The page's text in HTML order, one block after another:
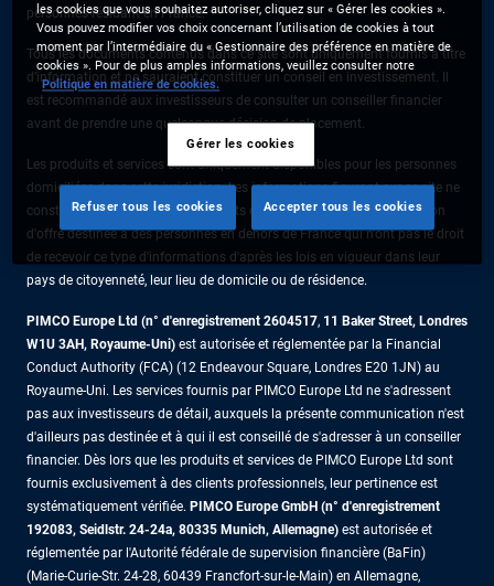
personnes résidant en France.
Tous les documents contenus dans ce site sont uniquement fournis à titre
d’information et ne sauraient constituer un conseil en investissement. Il
est recommandé aux investisseurs de consulter un conseiller financier
avant de prendre une quelconque décision de placement.
Les produits et services sont uniquement disponibles pour les personnes
domiciliées dans cette juridiction. Les informations figurant sur ce site ne
constituent pas une offre de produits ou de services ni une sollicitation
d'offre destinée à des personnes en dehors de France qui n'ont pas le droit
de recevoir ce type d'informations d'après les lois en vigueur dans leur
pays de citoyenneté, leur lieu de domicile ou de résidence.
PIMCO Europe Ltd (n° d'enregistrement 2604517, 11 Baker Street, Londres
W1U 3AH, Royaume-Uni) est autorisée et réglementée par la Financial
Conduct Authority (FCA) (12 Endeavour Square, Londres E20 1JN) au
Royaume-Uni. Les services fournis par PIMCO Europe Ltd ne s'adressent
pas aux investisseurs de détail, auxquels la présente communication n'est
d'ailleurs pas destinée et à qui il est conseillé de s'adresser à un conseiller
financier. Dès lors que les produits et services de PIMCO Europe Ltd sont
fournis exclusivement à des clients professionnels, leur pertinence est
systématiquement vérifiée. PIMCO Europe GmbH (n° d'enregistrement
192083, Seidlstr. 24-24a, 80335 Munich, Allemagne) est autorisée et
réglementée par l'Autorité fédérale de supervision financière (BaFin)
(Marie-Curie-Str. 24-28, 60439 Francfort-sur-le-Main) en Allemagne,
les cookies que vous souhaitez autoriser, cliquez sur « Gérer les cookies ».
Vous pouvez modifier vos choix concernant l’utilisation de cookies à tout
moment par l’intermédiaire du « Gestionnaire des préférence en matière de
cookies ». Pour de plus amples informations, veuillez consulter notre
Politique en matière de cookies.
Gérer les cookies
Refuser tous les cookies Accepter tous les cookies